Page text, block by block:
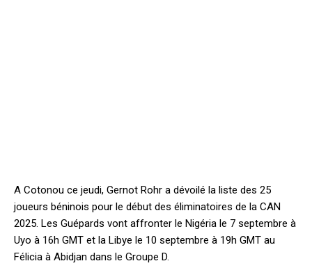
A Cotonou ce jeudi, Gernot Rohr a dévoilé la liste des 25
joueurs béninois pour le début des éliminatoires de la CAN
2025. Les Guépards vont affronter le Nigéria le 7 septembre à
Uyo à 16h GMT et la Libye le 10 septembre à 19h GMT au
Félicia à Abidjan dans le Groupe D.